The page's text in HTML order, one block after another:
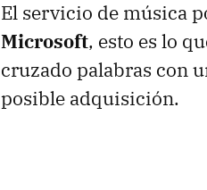
El servicio de música
Microsoft, esto es lo
cruzado palabras con
posible adquisición.